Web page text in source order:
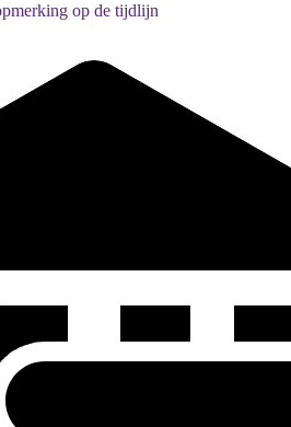
op de tijdlijn